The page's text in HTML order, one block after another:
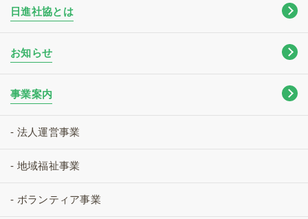
日進社協とは
お知らせ
事業案内
- 法人運営事業
- 地域福祉事業
- ボランティア事業